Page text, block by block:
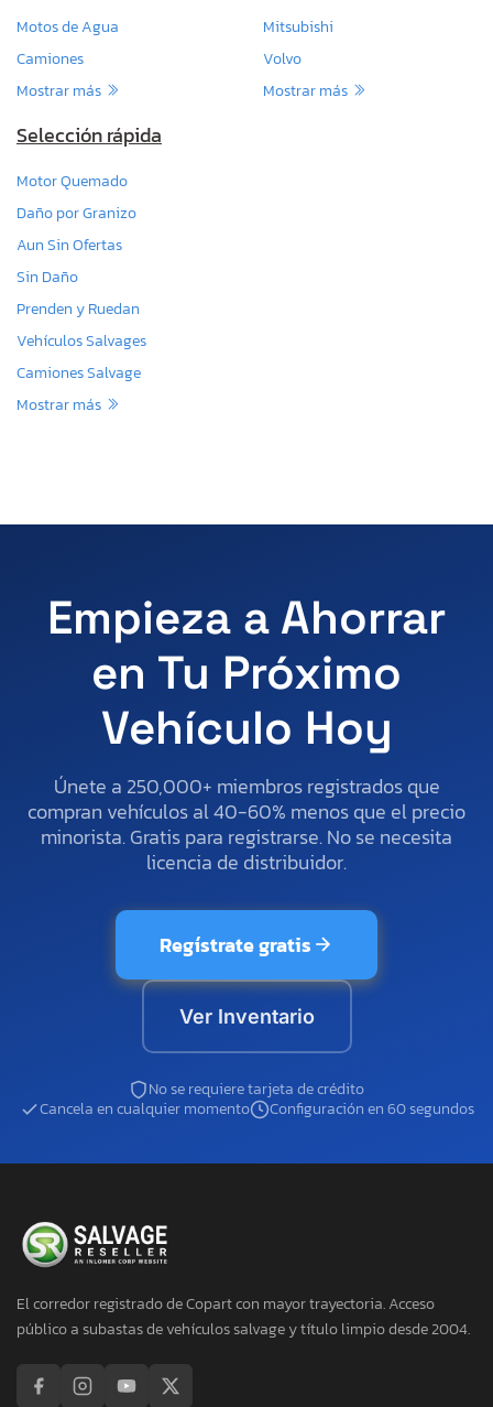
Motos de Agua
Camiones
Mostrar más
Mitsubishi
Volvo
Mostrar más
Selección rápida
Motor Quemado
Daño por Granizo
Aun Sin Ofertas
Sin Daño
Prenden y Ruedan
Vehículos Salvages
Camiones Salvage
Mostrar más
Empieza a Ahorrar
en Tu Próximo
Vehículo Hoy
Únete a 250,000+ miembros registrados que
compran vehículos al 40-60% menos que el precio
minorista. Gratis para registrarse. No se necesita
licencia de distribuidor.
Regístrate gratis
Ver Inventario
No se requiere tarjeta de crédito
Cancela en cualquier momento
Configuración en 60 segundos
El corredor registrado de Copart con mayor trayectoria. Acceso
público a subastas de vehículos salvage y título limpio desde 2004.